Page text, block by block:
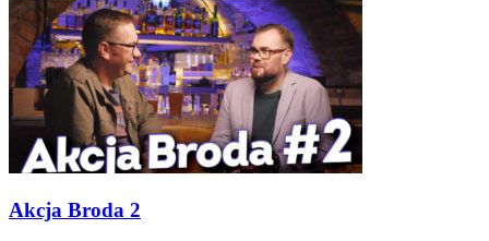
Akcja Broda 2